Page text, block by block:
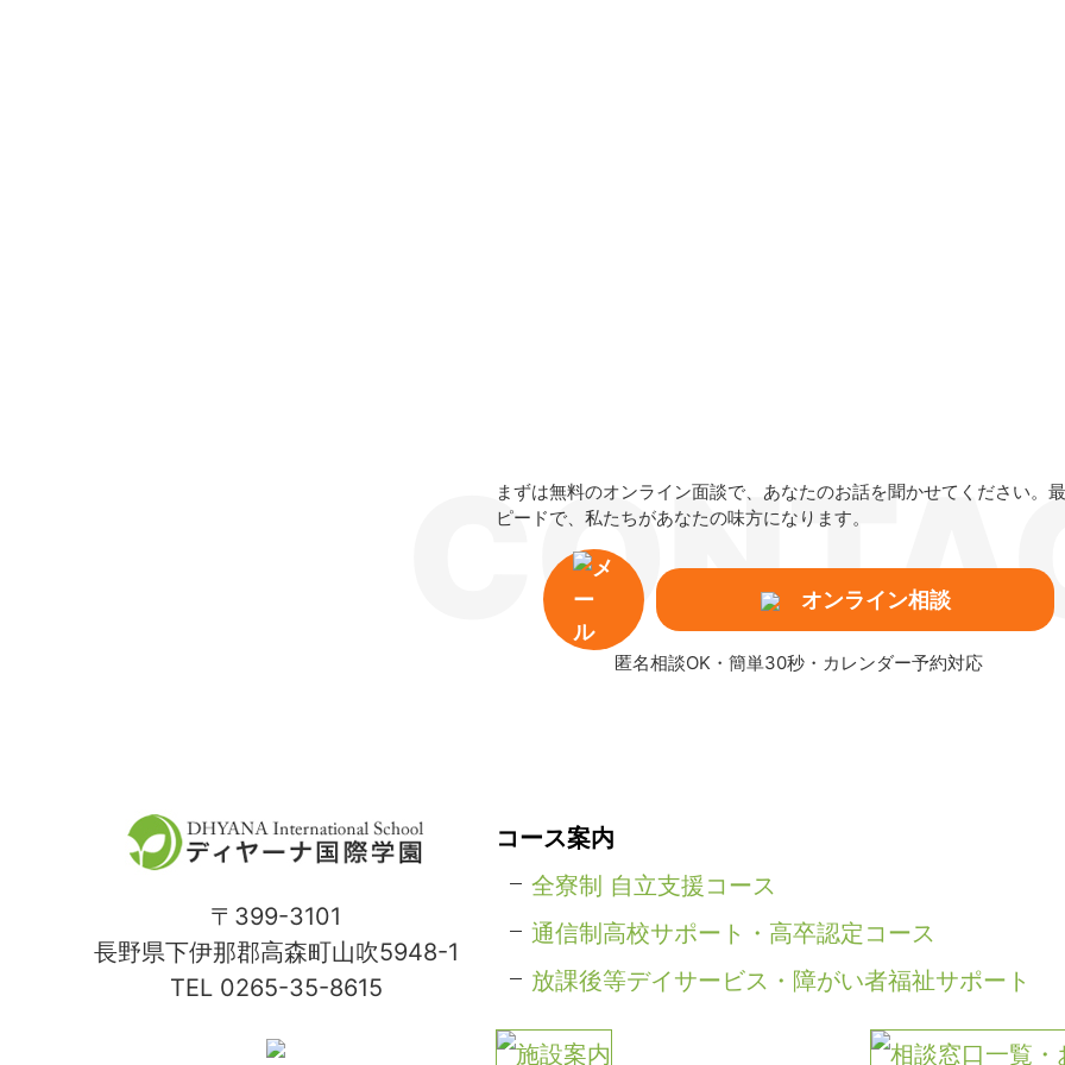
まずは無料のオンライン面談で、あなたのお話を聞かせてください。
ピードで、私たちがあなたの味方になります。
オンライン相談
匿名相談OK・簡単30秒・カレンダー予約対応
〒399-3101
長野県下伊那郡高森町山吹5948-1
TEL 0265-35-8615
コース案内
全寮制 自立支援コース
通信制高校サポート・高卒認定コース
放課後等デイサービス・障がい者福祉サポート